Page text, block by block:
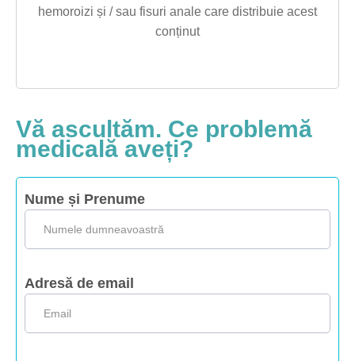
hemoroizi și / sau fisuri anale care distribuie acest
conținut
Vă ascultăm. Ce problemă
medicală aveți?
Nume și Prenume
Adresă de email